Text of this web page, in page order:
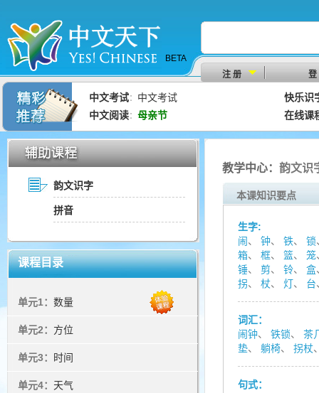
BETA
注 册
登
中文考试： 中文考试
快乐识
中文阅读： 母亲节 在线课
韵文识字
拼音
课程目录
单元1： 数量
单元2： 方位
单元3： 时间
单元4： 天气
教学中心： 韵文识
本课知识要点
生字:
闹、 钟、 铁、 锁
箱、 框、 篮、 笼
锤、 剪、 铃、 盒
拐、 杖、 灯、 台
词汇：
闹钟、 铁锁、 茶
垫、 躺椅、 拐杖
句式：